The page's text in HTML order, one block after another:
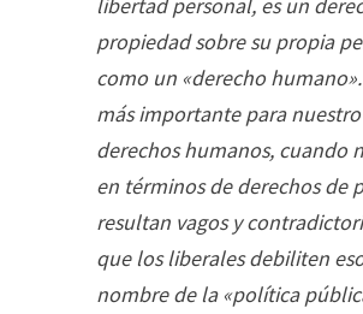
propiedad sobre su propia
como un «derecho
más importante para
derechos humanos, cuando
en términos de derechos de
resultan vagos y
que los liberales debiliten
nombre de la «política